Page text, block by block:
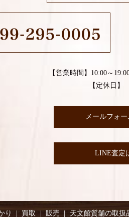
【営業時間】10:00～
【定休日
メールフォ
LINE査定
り 買取 販売 天文館質舗の取扱